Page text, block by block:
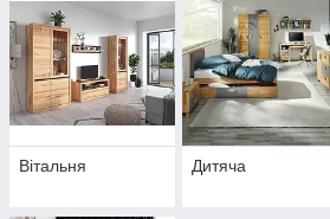
Вітальня Дитяча